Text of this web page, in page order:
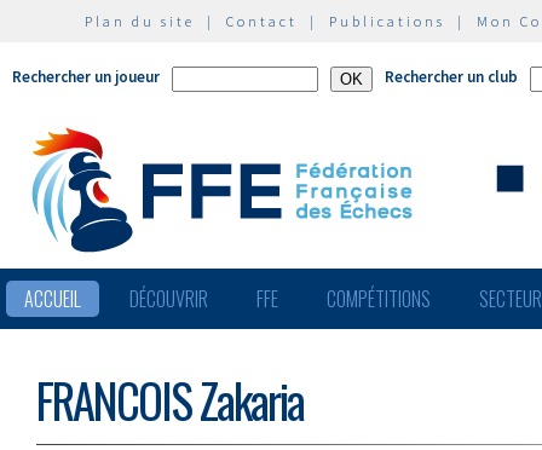
Plan du site | Contact | Publications | Mon
Rechercher un joueur Rechercher un club
ACCUEIL DÉCOUVRIR FFE COMPÉTITIONS
FRANCOIS Zakaria